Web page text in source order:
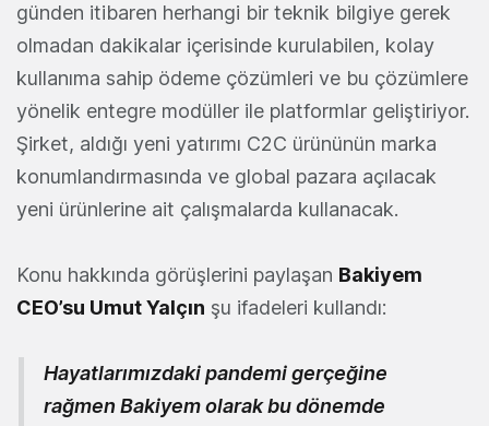
günden itibaren herhangi bir teknik bilgiye gerek
olmadan dakikalar içerisinde kurulabilen, kolay
kullanıma sahip ödeme çözümleri ve bu çözümlere
yönelik entegre modüller ile platformlar geliştiriyor.
Şirket, aldığı yeni yatırımı C2C ürününün marka
konumlandırmasında ve global pazara açılacak
yeni ürünlerine ait çalışmalarda kullanacak.
Konu hakkında görüşlerini paylaşan Bakiyem
CEO’su Umut Yalçın şu ifadeleri kullandı:
Hayatlarımızdaki pandemi gerçeğine
rağmen Bakiyem olarak bu dönemde